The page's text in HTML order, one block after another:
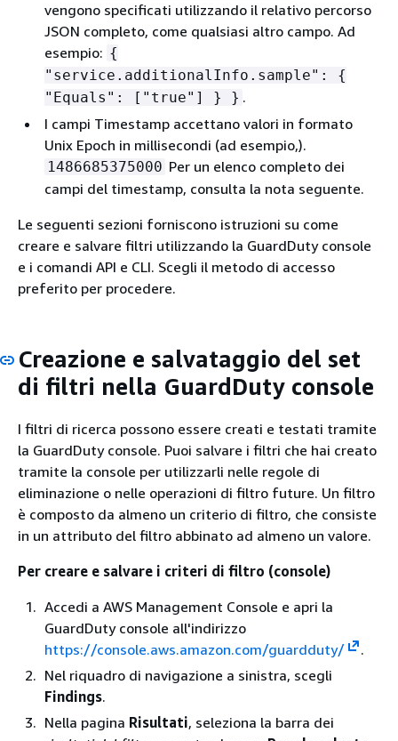
vengono specificati utilizzando il relativo percorso
JSON completo, come qualsiasi altro campo. Ad
esempio: {
"service.additionalInfo.sample": {
"Equals": ["true"] } } .
I campi Timestamp accettano valori in formato
Unix Epoch in millisecondi (ad esempio,).
1486685375000 Per un elenco completo dei
campi del timestamp, consulta la nota seguente.
Le seguenti sezioni forniscono istruzioni su come
creare e salvare filtri utilizzando la GuardDuty console
e i comandi API e CLI. Scegli il metodo di accesso
preferito per procedere.
Creazione e salvataggio del set
di filtri nella GuardDuty console
I filtri di ricerca possono essere creati e testati tramite
la GuardDuty console. Puoi salvare i filtri che hai creato
tramite la console per utilizzarli nelle regole di
eliminazione o nelle operazioni di filtro future. Un filtro
è composto da almeno un criterio di filtro, che consiste
in un attributo del filtro abbinato ad almeno un valore.
Per creare e salvare i criteri di filtro (console)
Accedi a AWS Management Console e apri la
GuardDuty console all'indirizzo
https://console.aws.amazon.com/guardduty/
.
Nel riquadro di navigazione a sinistra, scegli
Findings.
Nella pagina Risultati, seleziona la barra dei